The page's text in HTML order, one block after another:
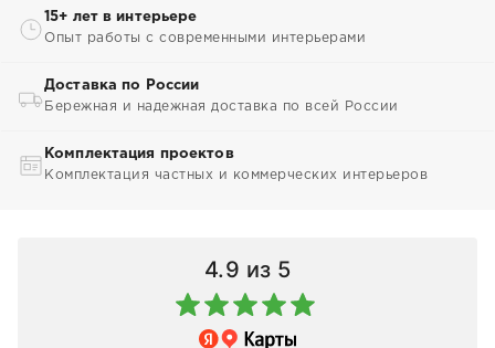
15+ лет в интерьере
Опыт работы с современными интерьерами
Доставка по России
Бережная и надежная доставка по всей России
Комплектация проектов
Комплектация частных и коммерческих интерьеров
4.9 из 5